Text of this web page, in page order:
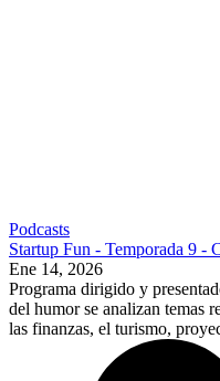
Podcasts
Startup Fun - Temporada 9 -
Ene 14, 2026
Programa dirigido y
del humor se analizan temas
las finanzas, el turismo,